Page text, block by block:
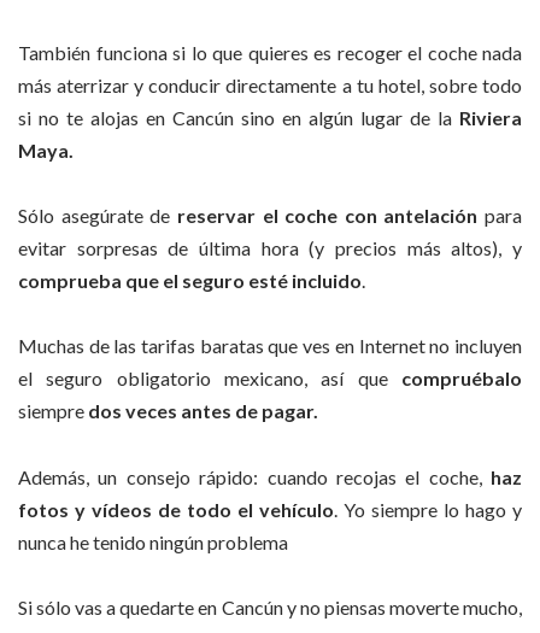
También funciona si lo que quieres es recoger el coche nada
más aterrizar y conducir directamente a tu hotel, sobre todo
si no te alojas en Cancún sino en algún lugar de la Riviera
Maya.
Sólo asegúrate de reservar el coche con antelación para
evitar sorpresas de última hora (y precios más altos), y
comprueba que el seguro esté incluido.
Muchas de las tarifas baratas que ves en Internet no incluyen
el seguro obligatorio mexicano, así que compruébalo
siempre dos veces antes de pagar.
Además, un consejo rápido: cuando recojas el coche, haz
fotos y vídeos de todo el vehículo. Yo siempre lo hago y
nunca he tenido ningún problema
Si sólo vas a quedarte en Cancún y no piensas moverte mucho,